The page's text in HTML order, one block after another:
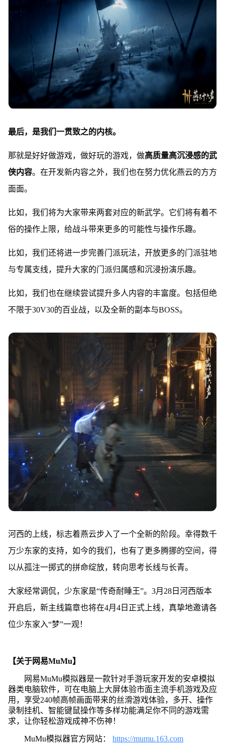
最后，是我们一贯致之的内核。
那就是好好做游戏，做好玩的游戏，做高质量高沉浸感的武
侠内容。在开发新内容之外，我们也在努力优化燕云的方方
面面。
比如，我们将为大家带来两套对应的新武学。它们将有着不
俗的操作上限，给战斗带来更多的可能性与操作乐趣。
比如，我们还将进一步完善门派玩法，开放更多的门派驻地
与专属支线，提升大家的门派归属感和沉浸扮演乐趣。
比如，我们也在继续尝试提升多人内容的丰富度。包括但绝
不限于30V30的百业战，以及全新的副本与BOSS。
河西的上线，标志着燕云步入了一个全新的阶段。幸得数千
万少东家的支持，如今的我们，也有了更多腾挪的空间，得
以从孤注一掷式的拼命绽放，转向思考长线与长青。
大家经常调侃，少东家是“传奇耐睡王”。3月28日河西版本
开启后，新主线篇章也将在4月4日正式上线，真挚地邀请各
位少东家入“梦”一观！
【关于网易MuMu】
网易MuMu模拟器是一款针对手游玩家开发的安卓模拟
器类电脑软件，可在电脑上大屏体验市面主流手机游戏及应
用，享受240帧高帧画面带来的丝滑游戏体验，多开、操作
录制挂机、智能键鼠操作等多样功能满足你不同的游戏需
求，让你轻松游戏成神不伤神！
MuMu模拟器官方网站： https://mumu.163.com